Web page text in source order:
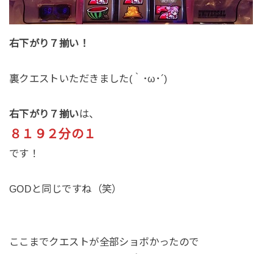
右下がり７揃い！
裏クエストいただきました(｀･ω･´)
右下がり７揃いは、
８１９２分の１
です！
GODと同じですね（笑）
ここまでクエストが全部ショボかったので